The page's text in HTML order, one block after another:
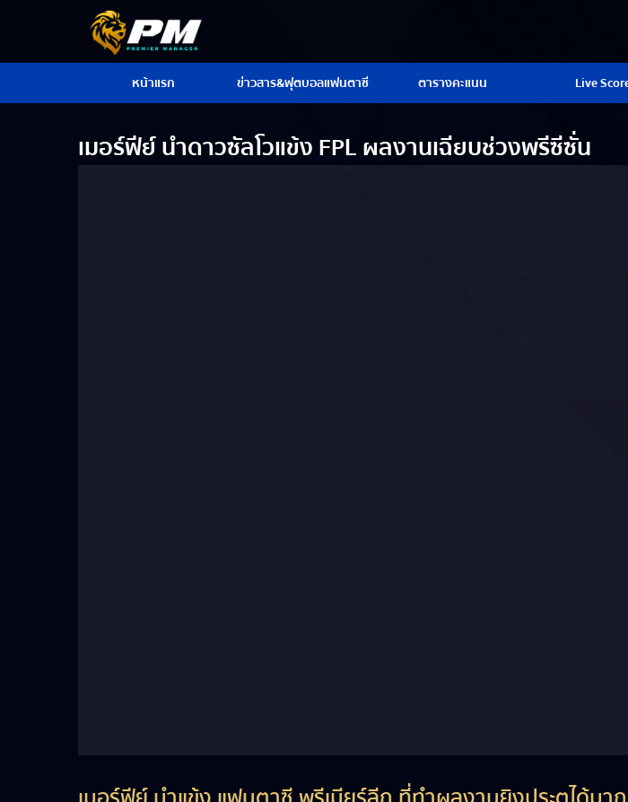
หน้าแรก ข่าวสาร&ฟุตบอลแฟนตาซี ตารางคะแนน Live
เมอร์ฟีย์ นำดาวซัลโวแข้ง FPL ผลงานเฉียบช่วงพรีซีซั่น